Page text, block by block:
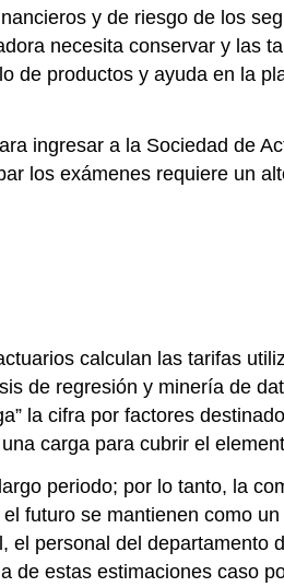
y de riesgo de los
necesita conservar y las
de productos y ayuda en la
ingresar a la Sociedad de
los exámenes requiere un
calculan las tarifas
de regresión y minería de
la cifra por factores
carga para cubrir el
periodo; por lo tanto, la
futuro se mantienen como
el personal del departamento
de estas estimaciones caso